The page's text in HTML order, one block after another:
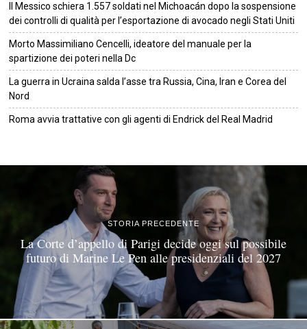
Il Messico schiera 1.557 soldati nel Michoacán dopo la sospensione
dei controlli di qualità per l’esportazione di avocado negli Stati Uniti
Morto Massimiliano Cencelli, ideatore del manuale per la
spartizione dei poteri nella Dc
La guerra in Ucraina salda l’asse tra Russia, Cina, Iran e Corea del
Nord
Roma avvia trattative con gli agenti di Endrick del Real Madrid
STORIA PRECEDENTE
La Corte d’appello di Parigi decide oggi sul possibile
futuro di Marine Le Pen alle presidenziali del 2027